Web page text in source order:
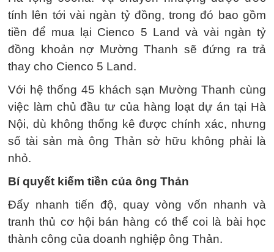
tính lên tới vài ngàn tỷ đồng, trong đó bao gồm
tiền để mua lại Cienco 5 Land và vài ngàn tỷ
đồng khoản nợ Mường Thanh sẽ đứng ra trả
thay cho Cienco 5 Land.
Với hệ thống 45 khách sạn Mường Thanh cùng
việc làm chủ đầu tư của hàng loạt dự án tại Hà
Nội, dù không thống kê được chính xác, nhưng
số tài sản mà ông Thản sở hữu không phải là
nhỏ.
Bí quyết kiếm tiền của ông Thản
Đẩy nhanh tiến độ, quay vòng vốn nhanh và
tranh thủ cơ hội bán hàng có thể coi là bài học
thành công của doanh nghiệp ông Thản.